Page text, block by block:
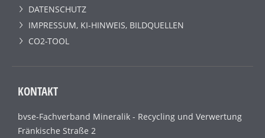
DATENSCHUTZ
IMPRESSUM, KI-HINWEIS, BILDQUELLEN
CO2-TOOL
KONTAKT
bvse-Fachverband Mineralik - Recycling und Verwertung
Fränkische Straße 2